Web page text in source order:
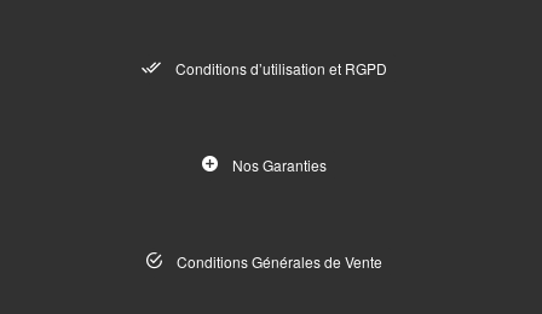
Conditions d’utilisation et RGPD
Nos Garanties
Conditions Générales de Vente